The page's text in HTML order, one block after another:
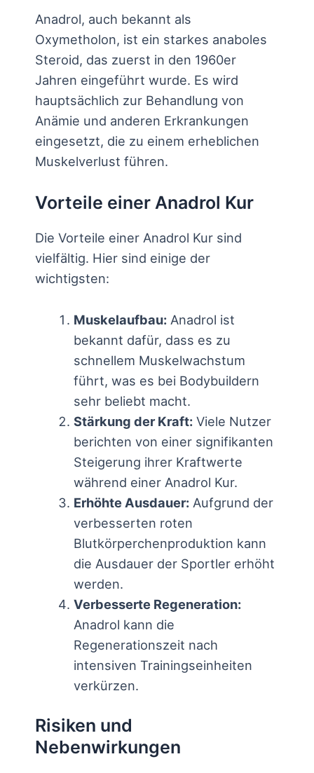
Anadrol, auch bekannt als
Oxymetholon, ist ein starkes anaboles
Steroid, das zuerst in den 1960er
Jahren eingeführt wurde. Es wird
hauptsächlich zur Behandlung von
Anämie und anderen Erkrankungen
eingesetzt, die zu einem erheblichen
Muskelverlust führen.
Vorteile einer Anadrol Kur
Die Vorteile einer Anadrol Kur sind
vielfältig. Hier sind einige der
wichtigsten:
Muskelaufbau:Anadrol ist
bekannt dafür, dass es zu
schnellem Muskelwachstum
führt, was es bei Bodybuildern
sehr beliebt macht.
Stärkung der Kraft:Viele Nutzer
berichten von einer signifikanten
Steigerung ihrer Kraftwerte
während einer Anadrol Kur.
Erhöhte Ausdauer:Aufgrund der
verbesserten roten
Blutkörperchenproduktion kann
die Ausdauer der Sportler erhöht
werden.
Verbesserte Regeneration:
Anadrol kann die
Regenerationszeit nach
intensiven Trainingseinheiten
verkürzen.
Risiken und
Nebenwirkungen